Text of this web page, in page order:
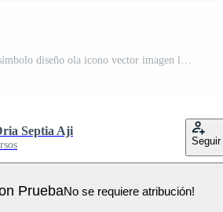
resumen río ola logo símbolo diseño ola icono vector imagen logo prima elegante modelo vector eps 10 Vector Pro
Septia Aji
Seguir
PruebaNo se requiere atribución!